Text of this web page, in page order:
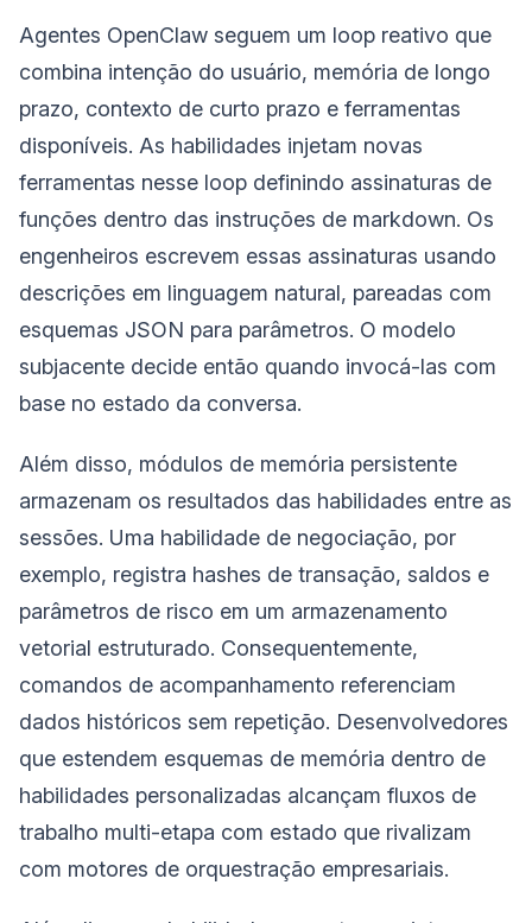
Agentes OpenClaw seguem um loop reativo que
combina intenção do usuário, memória de longo
prazo, contexto de curto prazo e ferramentas
disponíveis. As habilidades injetam novas
ferramentas nesse loop definindo assinaturas de
funções dentro das instruções de markdown. Os
engenheiros escrevem essas assinaturas usando
descrições em linguagem natural, pareadas com
esquemas JSON para parâmetros. O modelo
subjacente decide então quando invocá-las com
base no estado da conversa.
Além disso, módulos de memória persistente
armazenam os resultados das habilidades entre as
sessões. Uma habilidade de negociação, por
exemplo, registra hashes de transação, saldos e
parâmetros de risco em um armazenamento
vetorial estruturado. Consequentemente,
comandos de acompanhamento referenciam
dados históricos sem repetição. Desenvolvedores
que estendem esquemas de memória dentro de
habilidades personalizadas alcançam fluxos de
trabalho multi-etapa com estado que rivalizam
com motores de orquestração empresariais.